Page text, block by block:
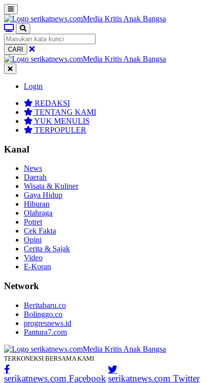
CARI
Login
REDAKSI
TENTANG KAMI
YUK MENULIS
TERPOPULER
Kanal
News
Daerah
Wisata & Kuliner
Gaya Hidup
Hiburan
Olahraga
Potret
Cek Fakta
Opini
Cerita & Sajak
Video
E-Koran
Network
Beritabaru.co
Bolinggo.co
progresnews.id
Pantura7.com
TERKONEKSI BERSAMA KAMI
serikatnews.com Facebook serikatnews.com Twitter